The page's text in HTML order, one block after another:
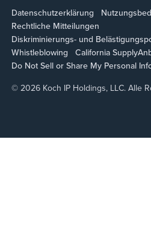
Datenschutzerklärung
Rechtliche Mitteilungen
Diskriminierungs- und
Whistleblowing
California Supply
Do Not Sell or Share My Personal
© 2026 Koch IP Holdings, LLC. Alle